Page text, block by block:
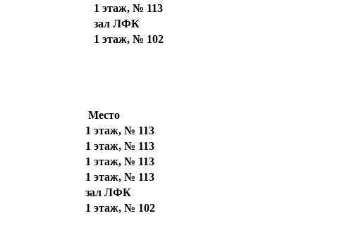
1 этаж, № 113
зал ЛФК
1 этаж, № 102
Место
1 этаж, № 113
1 этаж, № 113
1 этаж, № 113
1 этаж, № 113
зал ЛФК
1 этаж, № 102